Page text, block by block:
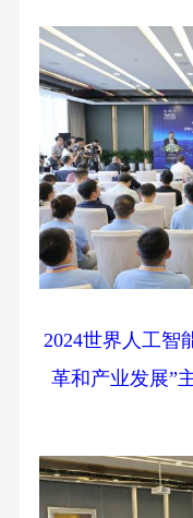
2024世界人工智
革和产业发展”